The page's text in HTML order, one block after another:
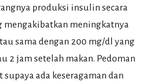
produksi insulin secara
meningkatnya
sama dengan 200 mg/dl yang
2 jam setelah makan. Pedoman
ada keseragaman dan